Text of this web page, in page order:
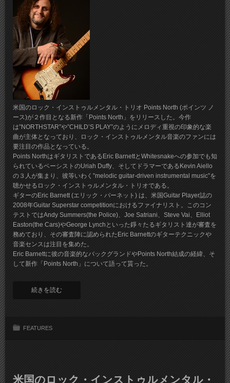
米国のロック・インストゥルメンタル・トリオ Points North (ポインツ ノ
ース)が２作目となる新作「Points North」をリリースした。今作
は”NORTHSTAR”や”CHILD’S PLAY”のようにメロディ重視の印象的な楽
曲が主体となっており、ロック・インストゥルメンタル音楽のファンには
要注目の作品となっている。
Points NorthはギタリストであるEric BarnettとWhitesnakeへの参加でも知
られているベーシストのUriah Duffy、そしてドラマーであるKevin Aiello
の３人が集まり、彼等いわく”melodic guitar-driven instrumental music”を
聴かせるロック・インストゥルメンタル・トリオである。
ギターのEric Barnett (エリック・バーネット) は、米国Guitar Player誌の
2008年Guitar Superstar competitionにおけるファイナリスト。このコン
テストではAndy Summers(the Police)、Joe Satriani、Steve Vai、Elliot
Easton(the Cars)やGeorge Lynchといった錚々たるギタリスト達が審査を
務めており、その審査陣に認められたEric Barnettのギターテクニックや
音楽センスは注目を集めた。
Eric Barnettに彼の音楽的なバックグランドやPoints North結成の経緯、そ
して新作「Points North」について語って貰った。
続きを読む
FEATURES
米国のロック・インストゥルメンタル・